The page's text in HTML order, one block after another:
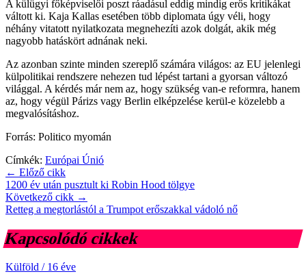
A külügyi főképviselői poszt ráadásul eddig mindig erős kritikákat
váltott ki. Kaja Kallas esetében több diplomata úgy véli, hogy
néhány vitatott nyilatkozata megnehezíti azok dolgát, akik még
nagyobb hatáskört adnának neki.
Az azonban szinte minden szereplő számára világos: az EU jelenlegi
külpolitikai rendszere nehezen tud lépést tartani a gyorsan változó
világgal. A kérdés már nem az, hogy szükség van-e reformra, hanem
az, hogy végül Párizs vagy Berlin elképzelése kerül-e közelebb a
megvalósításhoz.
Forrás: Politico myomán
Címkék: Európai Únió
← Előző cikk
1200 év után pusztult ki Robin Hood tölgye
Következő cikk →
Retteg a megtorlástól a Trumpot erőszakkal vádoló nő
Kapcsolódó cikkek
Külföld / 16 éve